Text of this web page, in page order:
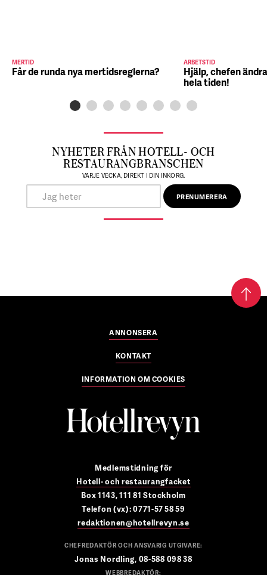
MERTID
Får de runda nya mertidsreglerna?
ARBETSTID
Hjälp, chefen
hela tiden!
NYHETER FRÅN HOTELL- OCH
RESTAURANGBRANSCHEN
VARJE VECKA, DIREKT I DIN INKORG.
ANNONSERA
KONTAKT
INFORMATION OM COOKIES
Medlemstidning för
Hotell- och restaurangfacket
Box 1143, 111 81 Stockholm
Telefon (vx): 0771-57 58 59
redaktionen@hotellrevyn.se
CHEFREDAKTÖR OCH ANSVARIG UTGIVARE:
Jonas Nordling, 08-588 098 38
WEBBREDAKTÖR: